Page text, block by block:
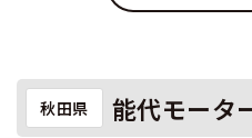
秋田県 能代モータ